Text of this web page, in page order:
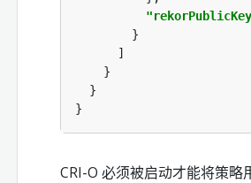
CRI-O 必须被启动才能将策略